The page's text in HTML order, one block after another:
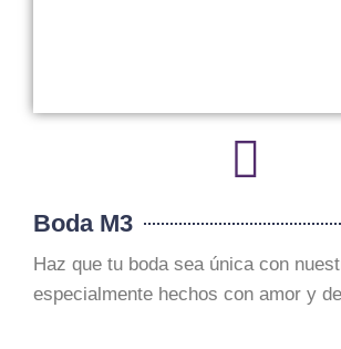
Boda M3
Haz que tu boda sea única con
especialmente hechos con amor y